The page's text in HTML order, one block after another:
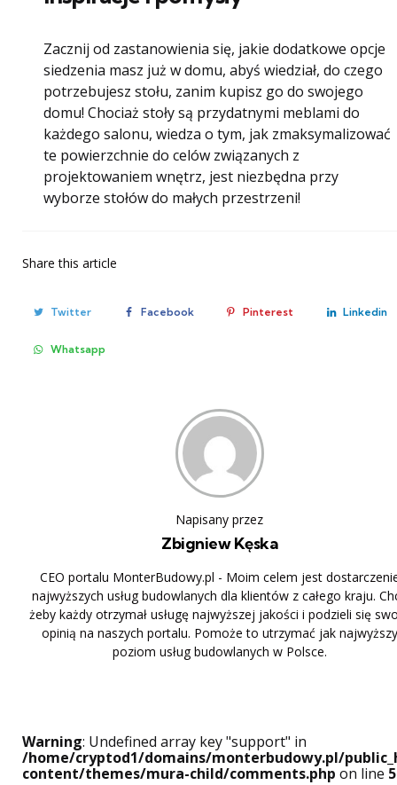
Zacznij od zastanowienia się, jakie dodatkowe opcje
siedzenia masz już w domu, abyś wiedział, do czego
potrzebujesz stołu, zanim kupisz go do swojego
domu! Chociaż stoły są przydatnymi meblami do
każdego salonu, wiedza o tym, jak zmaksymalizować
te powierzchnie do celów związanych z
projektowaniem wnętrz, jest niezbędna przy
wyborze stołów do małych przestrzeni!
Share this article
Twitter Facebook Pinterest Linkedin
Whatsapp
Napisany przez
Zbigniew Kęska
CEO portalu MonterBudowy.pl - Moim celem jest
najwyższych usług budowlanych dla klientów z całego kraju.
żeby każdy otrzymał usługę najwyższej jakości i podzieli się
opinią na naszych portalu. Pomoże to utrzymać jak najwyższy
poziom usług budowlanych w Polsce.
Warning: Undefined array key "support" in
/home/cryptod1/domains/monterbudowy.pl/
content/themes/mura-child/comments.php on line